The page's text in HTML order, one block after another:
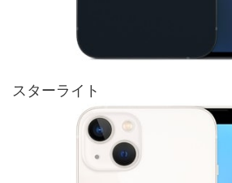
スターライト